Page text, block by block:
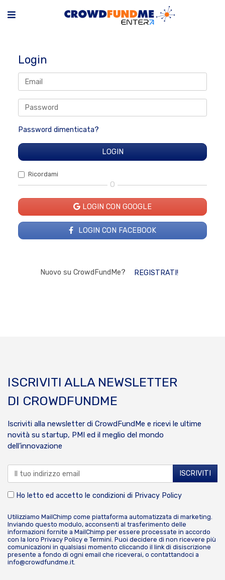
Login
Password dimenticata?
Ricordami
O
LOGIN CON GOOGLE
LOGIN CON FACEBOOK
Nuovo su CrowdFundMe? REGISTRATI!
ISCRIVITI ALLA NEWSLETTER
DI CROWDFUNDME
Iscriviti alla newsletter di CrowdFundMe e ricevi le ultime
novità su startup, PMI ed il meglio del mondo
dell’innovazione
Ho letto ed accetto le condizioni di Privacy Policy
Utilizziamo MailChimp come piattaforma automatizzata di marketing.
Inviando questo modulo, acconsenti al trasferimento delle
informazioni fornite a MailChimp per essere processate in accordo
con la loro Privacy Policy e Termini. Puoi decidere di non ricevere più
comunicazioni in qualsiasi momento cliccando il link di disiscrizione
presente a fondo di ogni email che riceverai, o contattandoci a
info@crowdfundme.it.